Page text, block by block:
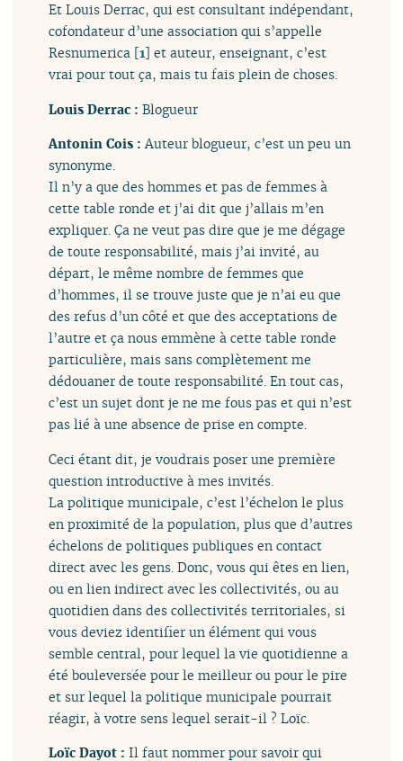
Et Louis Derrac, qui est consultant indépendant,
cofondateur d’une association qui s’appelle
Resnumerica [1] et auteur, enseignant, c’est
vrai pour tout ça, mais tu fais plein de choses.
Louis Derrac :Blogueur
Antonin Cois :Auteur blogueur, c’est un peu un
synonyme.
Il n’y a que des hommes et pas de femmes à
cette table ronde et j’ai dit que j’allais m’en
expliquer. Ça ne veut pas dire que je me dégage
de toute responsabilité, mais j’ai invité, au
départ, le même nombre de femmes que
d’hommes, il se trouve juste que je n’ai eu que
des refus d’un côté et que des acceptations de
l’autre et ça nous emmène à cette table ronde
particulière, mais sans complètement me
dédouaner de toute responsabilité. En tout cas,
c’est un sujet dont je ne me fous pas et qui n’est
pas lié à une absence de prise en compte.
Ceci étant dit, je voudrais poser une première
question introductive à mes invités.
La politique municipale, c’est l’échelon le plus
en proximité de la population, plus que d’autres
échelons de politiques publiques en contact
direct avec les gens. Donc, vous qui êtes en lien,
ou en lien indirect avec les collectivités, ou au
quotidien dans des collectivités territoriales, si
vous deviez identifier un élément qui vous
semble central, pour lequel la vie quotidienne a
été bouleversée pour le meilleur ou pour le pire
et sur lequel la politique municipale pourrait
réagir, à votre sens lequel serait-il ? Loïc.
Loïc Dayot :Il faut nommer pour savoir qui